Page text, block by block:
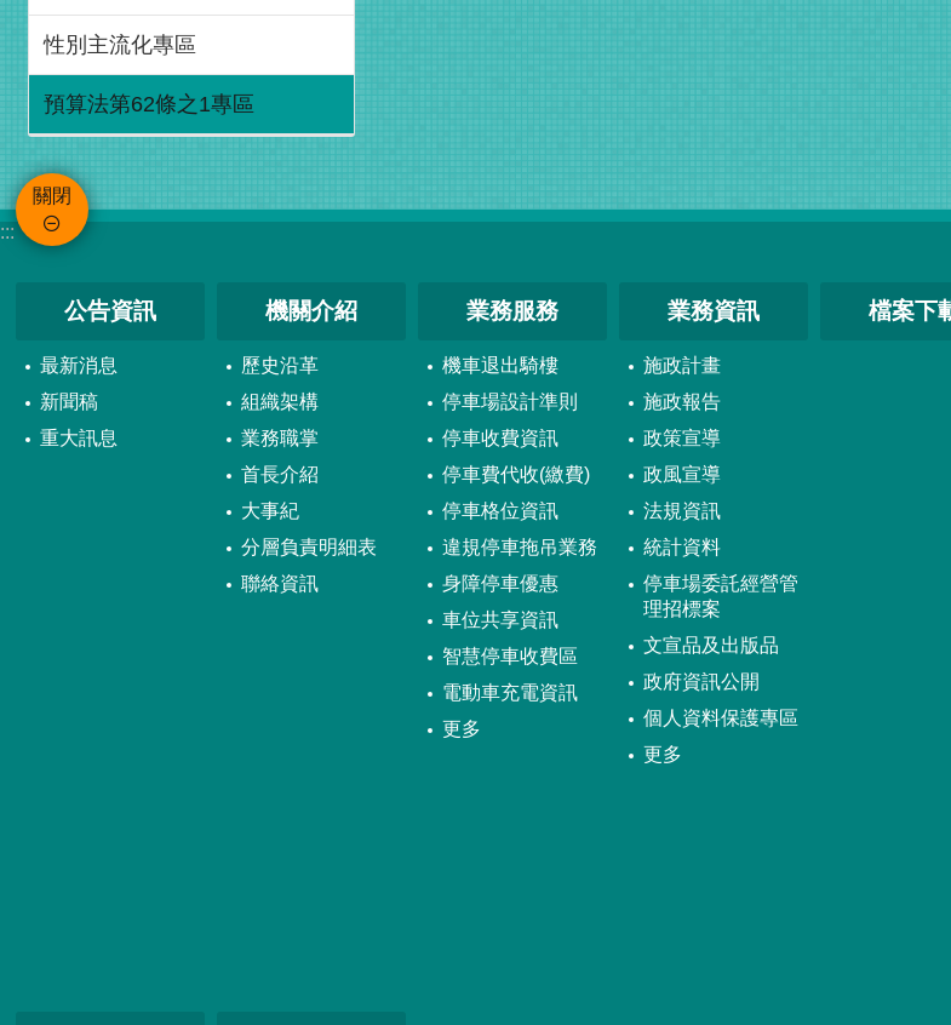
性別主流化專區
預算法第62條之1專區
關閉
:::
公告資訊
最新消息
新聞稿
重大訊息
機關介紹
歷史沿革
組織架構
業務職掌
首長介紹
大事紀
分層負責明細表
聯絡資訊
業務服務
機車退出騎樓
停車場設計準則
停車收費資訊
停車費代收(繳費)
停車格位資訊
違規停車拖吊業務
身障停車優惠
車位共享資訊
智慧停車收費區
電動車充電資訊
更多
業務資訊
施政計畫
施政報告
政策宣導
政風宣導
法規資訊
統計資料
停車場委託經營管
理招標案
文宣品及出版品
政府資訊公開
個人資料保護專區
更多
檔案下